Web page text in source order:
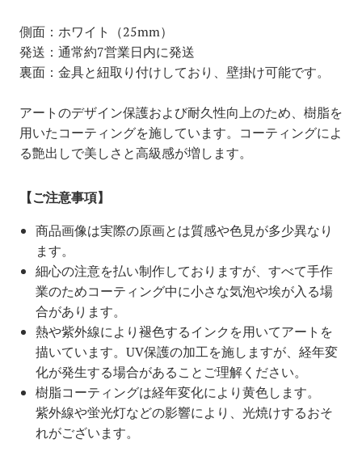
側面：ホワイト（25mm）
発送：通常約7営業日内に発送
裏面：金具と紐取り付けしており、壁掛け可能です。
アートのデザイン保護および耐久性向上のため、樹脂を
用いたコーティングを施しています。コーティングによ
る艶出しで美しさと高級感が増します。
【ご注意事項】
商品画像は実際の原画とは質感や色見が多少異なり
ます。
細心の注意を払い制作しておりますが、すべて手作
業のためコーティング中に小さな気泡や埃が入る場
合があります。
熱や紫外線により褪色するインクを用いてアートを
描いています。UV保護の加工を施しますが、経年変
化が発生する場合があることご理解ください。
樹脂コーティングは経年変化により黄色します。
紫外線や蛍光灯などの影響により、光焼けするおそ
れがございます。